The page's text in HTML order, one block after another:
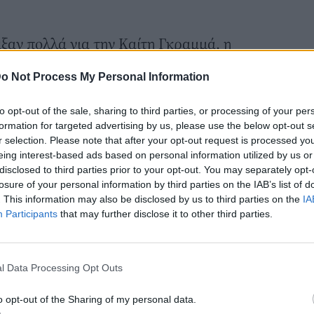
Not Process My Personal Information
opt-out of the sale, sharing to third parties, or processing of your
for targeted advertising by us, please use the below opt-out
selection. Please note that after your opt-out request is processed
interest-based ads based on personal information utilized by us
to third parties prior to your opt-out. You may separately
of your personal information by third parties on the IAB’s list of
This information may also be disclosed by us to third parties on the
Participants that may further disclose it to other third parties.
Data Processing Opt Outs
opt-out of the Sharing of my personal data.
πολλά για την Καίτη Γκραμμά, η
ζει στο εξωτερικό και συνεργάζεται
η Καίτη Γκραμμά περπάτησε στην
Μιλάνο. Και πρόκειται για μια
καθώςστα 109 χρόνια του ιταλικού
ένα τρανς μοντελο περπατά στην
συλλογή του.
μοντέλο που περπάτησε στην
τρανς μοντέλο στη χώρα μας που
καριέρα στο εξωτερικό.
της με τον οίκο Prada μέσα από τον